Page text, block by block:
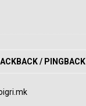
/ PINGBACK